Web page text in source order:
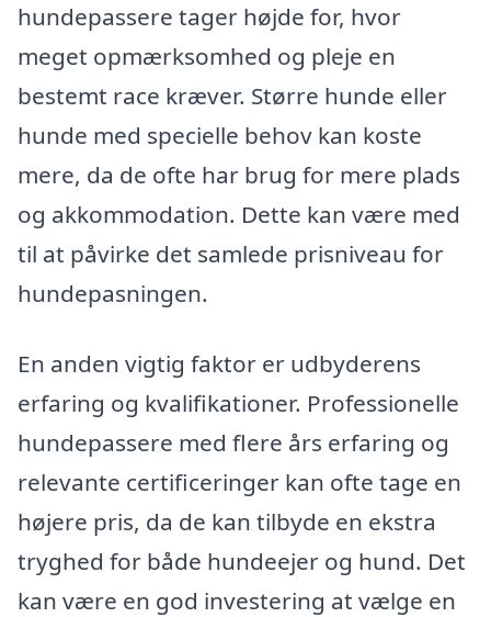
hundepassere tager højde for, hvor
meget opmærksomhed og pleje en
bestemt race kræver. Større hunde eller
hunde med specielle behov kan koste
mere, da de ofte har brug for mere plads
og akkommodation. Dette kan være med
til at påvirke det samlede prisniveau for
hundepasningen.
En anden vigtig faktor er udbyderens
erfaring og kvalifikationer. Professionelle
hundepassere med flere års erfaring og
relevante certificeringer kan ofte tage en
højere pris, da de kan tilbyde en ekstra
tryghed for både hundeejer og hund. Det
kan være en god investering at vælge en